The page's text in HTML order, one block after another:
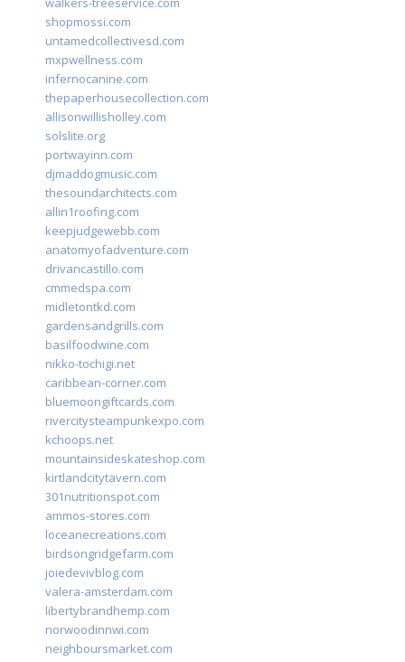
shopmossi.com
untamedcollectivesd.com
mxpwellness.com
infernocanine.com
thepaperhousecollection.com
allisonwillisholley.com
solslite.org
portwayinn.com
djmaddogmusic.com
thesoundarchitects.com
allin1roofing.com
keepjudgewebb.com
anatomyofadventure.com
drivancastillo.com
cmmedspa.com
midletontkd.com
gardensandgrills.com
basilfoodwine.com
nikko-tochigi.net
caribbean-corner.com
bluemoongiftcards.com
rivercitysteampunkexpo.com
kchoops.net
mountainsideskateshop.com
kirtlandcitytavern.com
301nutritionspot.com
ammos-stores.com
loceanecreations.com
birdsongridgefarm.com
joiedevivblog.com
valera-amsterdam.com
libertybrandhemp.com
norwoodinnwi.com
neighboursmarket.com